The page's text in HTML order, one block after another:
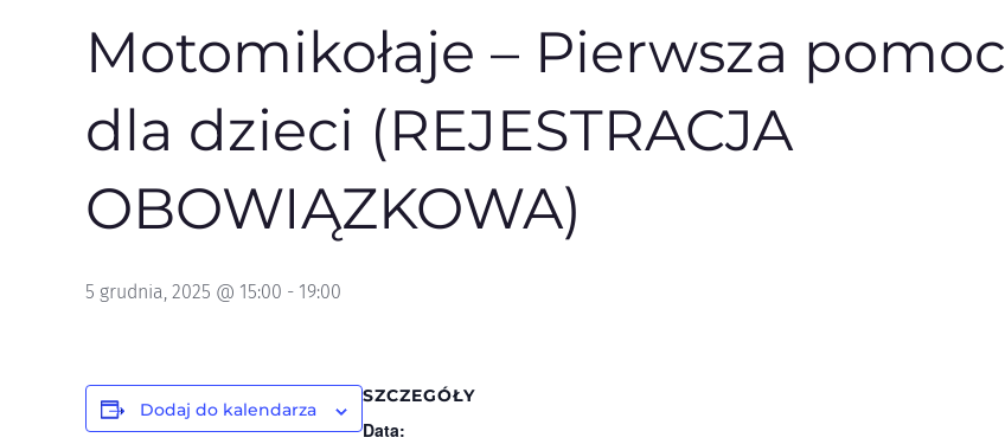
Motomikołaje – Pierwsza pomoc
dla dzieci (REJESTRACJA
OBOWIĄZKOWA)
5 grudnia, 2025 @ 15:00 - 19:00
Dodaj do kalendarza
SZCZEGÓŁY
Data: